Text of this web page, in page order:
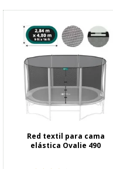
Red textil para cama
elástica Ovalie 490